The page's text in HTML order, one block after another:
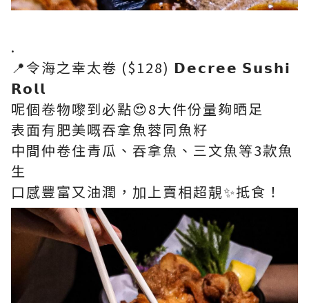
.
📍令海之幸太卷 ($128) 𝗗𝗲𝗰𝗿𝗲𝗲 𝗦𝘂𝘀𝗵𝗶
𝗥𝗼𝗹𝗹
呢個卷物嚟到必點😍8大件份量夠晒足
表面有肥美嘅吞拿魚蓉同魚籽
中間仲卷住青瓜、吞拿魚、三文魚等3款魚
生
口感豐富又油潤，加上賣相超靚✨抵食！